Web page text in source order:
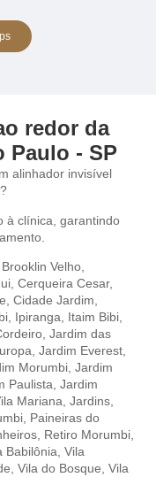
redor da
Paulo - SP
alinhador invisível
à clínica, garantindo
Brooklin Velho,
Cerqueira Cesar,
Cidade Jardim,
Ipiranga, Itaim Bibi,
Jardim das
Jardim Everest,
Morumbi, Jardim
Paulista, Jardim
Mariana, Jardins,
Paineiras do
Retiro Morumbi,
Babilônia, Vila
Vila do Bosque, Vila